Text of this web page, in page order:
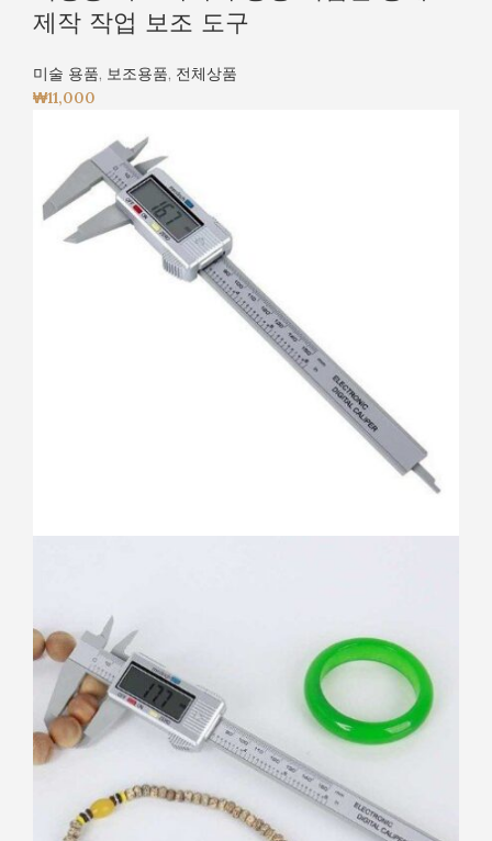
제작 작업 보조 도구
미술 용품, 보조용품, 전체상품
₩11,000